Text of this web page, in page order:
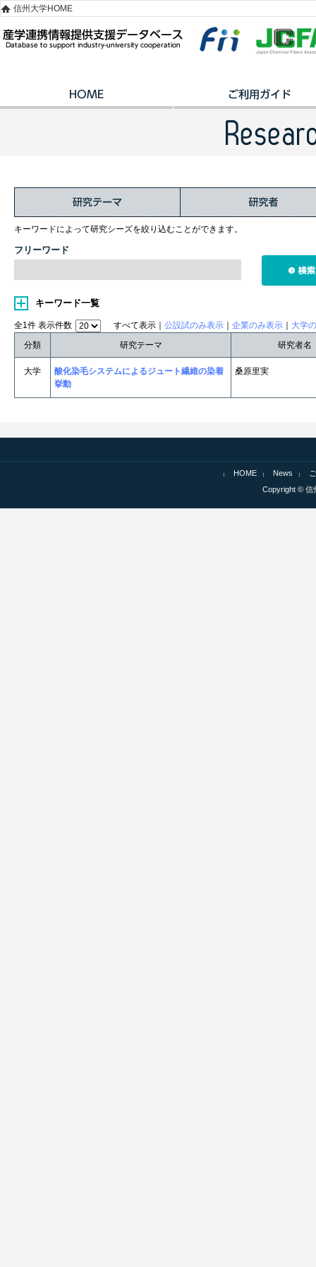
信州大学HOME
キーワードによって研究シーズを絞り込むことができます。
フリーワード
キーワード一覧
全1件 表示件数 すべて表示｜ 公設試のみ表示 企業のみ表示
大学
分類
研究テーマ 研究者名
大学
酸化染毛システムによるジュート繊維の染着
挙動
桑原里実
HOME News
Copyright © 信